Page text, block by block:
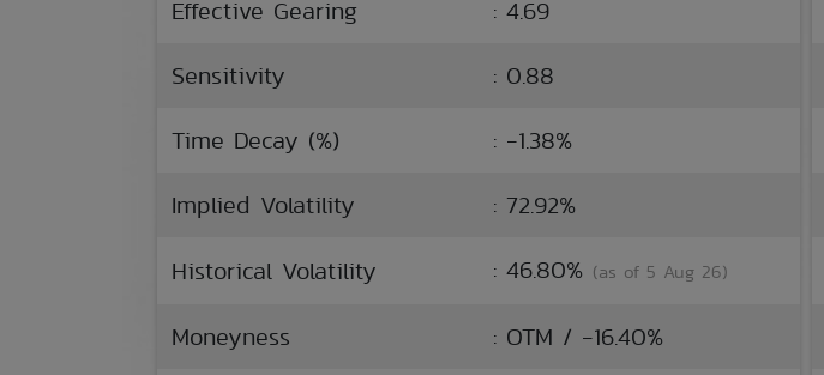
Effective Gearing
: 4.69
Sensitivity
: 0.88
Time Decay (%)
: -1.38%
Implied Volatility
: 72.92%
Historical Volatility
: 46.80% (as of 5 Aug 26)
Moneyness
: OTM / -16.40%